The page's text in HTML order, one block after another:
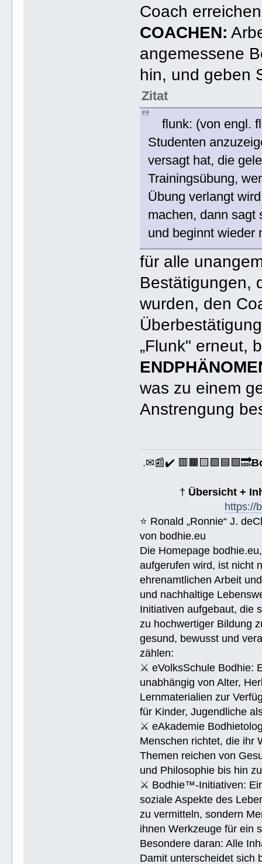
Coach
COACHEN:
angemessene
hin, und geben
Zitat
flunk: (von engl.
Studenten
versagt hat, die
Trainingsübung,
Übung verlangt
machen, dann sagt
und beginnt wieder
für alle
Bestätigungen,
wurden, den
„Flunk" erneut,
was zu einem
Anstrengung
.✉📰✔️ 🟥🟧🟨🟩🟦🟪🔜
† Übersicht +
https://
⭐️ Ronald „Ronnie“ J.
von bodhie.eu
Die Homepage
aufgerufen wird, ist nicht
ehrenamtlichen Arbeit
und nachhaltige
Initiativen aufgebaut, die
zu hochwertiger Bildung
gesund, bewusst und
zählen:
⚔ eVolksSchule Bodhie:
unabhängig von Alter,
Lernmaterialien zur
für Kinder, Jugendliche
⚔ eAkademie
Menschen richtet, die ihr
Themen reichen von
und Philosophie bis hin
⚔ Bodhie™-Initiativen:
soziale Aspekte des
zu vermitteln, sondern
ihnen Werkzeuge für ein
Besondere daran: Alle
Damit unterscheidet sich